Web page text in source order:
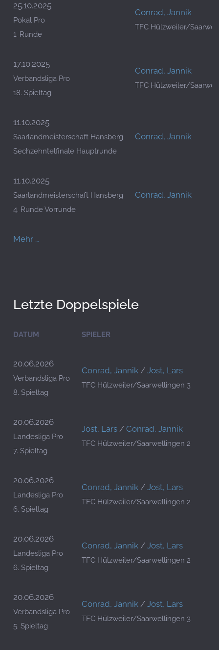
25.10.2025
Pokal Pro
1. Runde
Conrad, Jannik
TFC Hülzweiler/
17.10.2025
Verbandsliga Pro
18. Spieltag
Conrad, Jannik
TFC Hülzweiler/
11.10.2025
Saarlandmeisterschaft Hansberg
Sechzehntelfinale Hauptrunde
Conrad, Jannik
11.10.2025
Saarlandmeisterschaft Hansberg
4. Runde Vorrunde
Conrad, Jannik
Mehr …
Letzte Doppelspiele
DATUM SPIELER
20.06.2026
Verbandsliga Pro
8. Spieltag
Conrad, Jannik / Jost, Lars
TFC Hülzweiler/Saarwellingen 3
20.06.2026
Landesliga Pro
7. Spieltag
Jost, Lars / Conrad, Jannik
TFC Hülzweiler/Saarwellingen 2
20.06.2026
Landesliga Pro
6. Spieltag
Conrad, Jannik / Jost, Lars
TFC Hülzweiler/Saarwellingen 2
20.06.2026
Landesliga Pro
6. Spieltag
Conrad, Jannik / Jost, Lars
TFC Hülzweiler/Saarwellingen 2
20.06.2026
Verbandsliga Pro
5. Spieltag
Conrad, Jannik / Jost, Lars
TFC Hülzweiler/Saarwellingen 3